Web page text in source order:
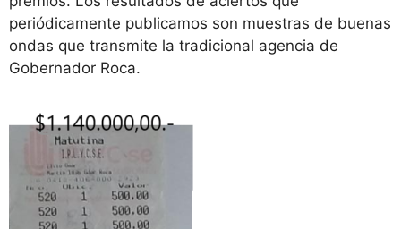
periódicamente publicamos son muestras de buenas
ondas que transmite la tradicional agencia de
Gobernador Roca.